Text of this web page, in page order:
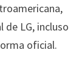
LG, incluso
oficial.